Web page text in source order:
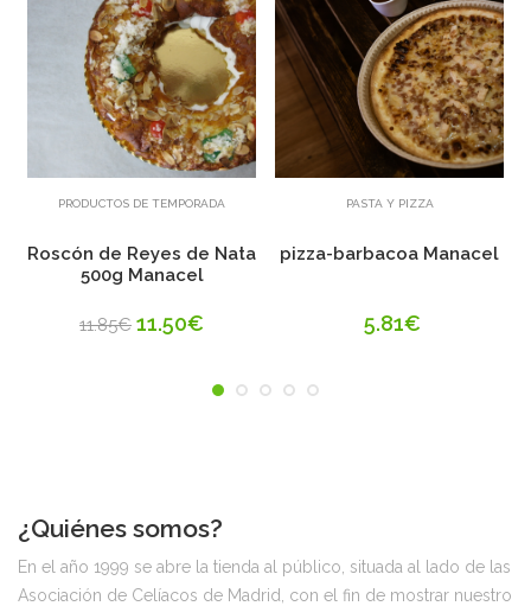
Añadir
PRODUCTOS DE TEMPORADA
Roscón de Reyes de Nata
500g Manacel
11.85€ 11.50€
Añadir
PASTA Y PIZZA
pizza-barbacoa Manacel
5.81€
¿Quiénes somos?
En el año 1999 se abre la tienda al público, situada al lado de las
Asociación de Celíacos de Madrid, con el fin de mostrar nuestro